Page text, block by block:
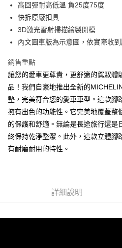
離島宅配
每筆NT$200
高回彈耐高低溫 負25度75度
快拆原廠扣具
3D激光雷射掃描繪製開模
內文圖車版為示意圖，依實際收
銷售重點
讓您的愛車更尊貴，更舒適的駕馭體
品！我們自豪地推出全新的
墊，完美符合您的愛車車型。這款腳
擁有出色的功能性。它完美地覆蓋整
的保護和舒適。無論是長途旅行還是
終保持乾淨整潔。此外，這款立體腳
有耐磨耐用的特性。
詳細說明